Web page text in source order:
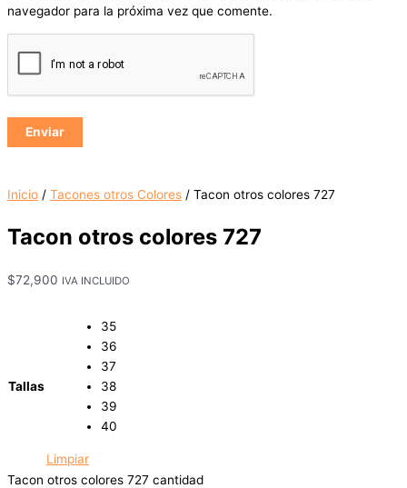
navegador para la próxima vez que comente.
Inicio / Tacones otros Colores / Tacon otros colores 727
Tacon otros colores 727
$72,900 IVA INCLUIDO
Tallas
35
36
37
38
39
40
Limpiar
Tacon otros colores 727 cantidad